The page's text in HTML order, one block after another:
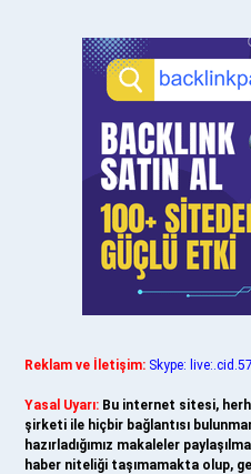
Reklam ve İletişim: Skype:
Yasal Uyarı: Bu internet sitesi,
şirketi ile hiçbir bağlantısı
hazırladığımız makaleler
haber niteliği taşımamakta olup,